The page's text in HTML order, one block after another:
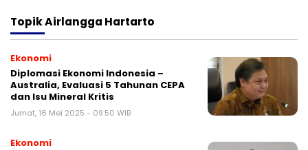
TopikAirlangga Hartarto
Ekonomi
Diplomasi Ekonomi Indonesia –
Australia, Evaluasi 5 Tahunan CEPA
dan Isu Mineral Kritis
Jumat, 16 Mei 2025 - 09:50 WIB
Ekonomi